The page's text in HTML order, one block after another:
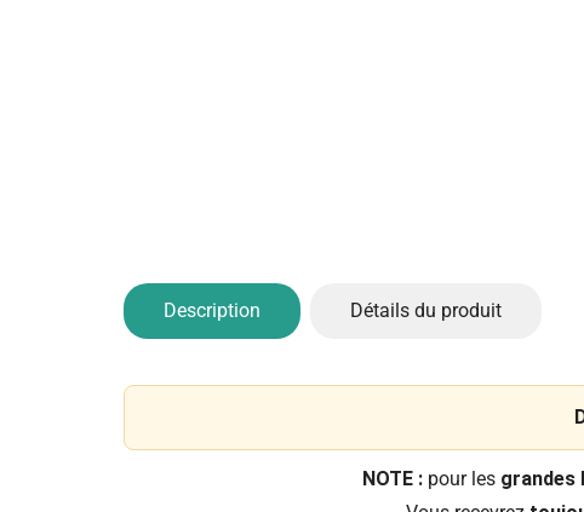
Description Détails du produit
NOTE :pour les grandes